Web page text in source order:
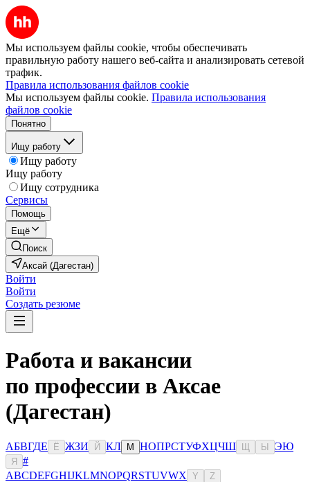
Мы используем файлы cookie, чтобы обеспечивать
правильную работу нашего веб-сайта и анализировать сетевой
трафик.
Правила использования файлов cookie
Мы используем файлы cookie. Правила использования
файлов cookie
Понятно
Ищу работу
Ищу работу
Ищу работу
Ищу сотрудника
Сервисы
Помощь
Ещё
Поиск
Аксай (Дагестан)
Войти
Войти
Создать резюме
Работа и вакансии
по профессии в Аксае
(Дагестан)
АБВГДЕ Ё ЖЗИ Й КЛ М НОПРСТУФХЦЧШ Ы ЭЮ
Я
#
ABCDEFGHIJKLMNOPQRSTUVWX Y Z